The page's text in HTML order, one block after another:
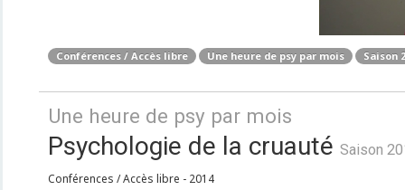
Conférences / Accès libre Une heure de psy par mois Saison
Une heure de psy par mois
Psychologie de la cruauté Saison
Conférences / Accès libre - 2014